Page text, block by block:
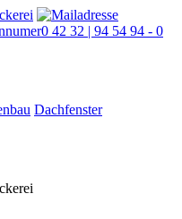
0 42 32 | 94 54 94 - 0
Dachfenster